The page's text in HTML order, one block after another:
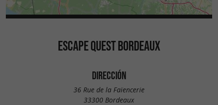
ESCAPE QUEST BORDEAUX
DIRECCIÓN
36 Rue de la Faïencerie
33300 Bordeaux